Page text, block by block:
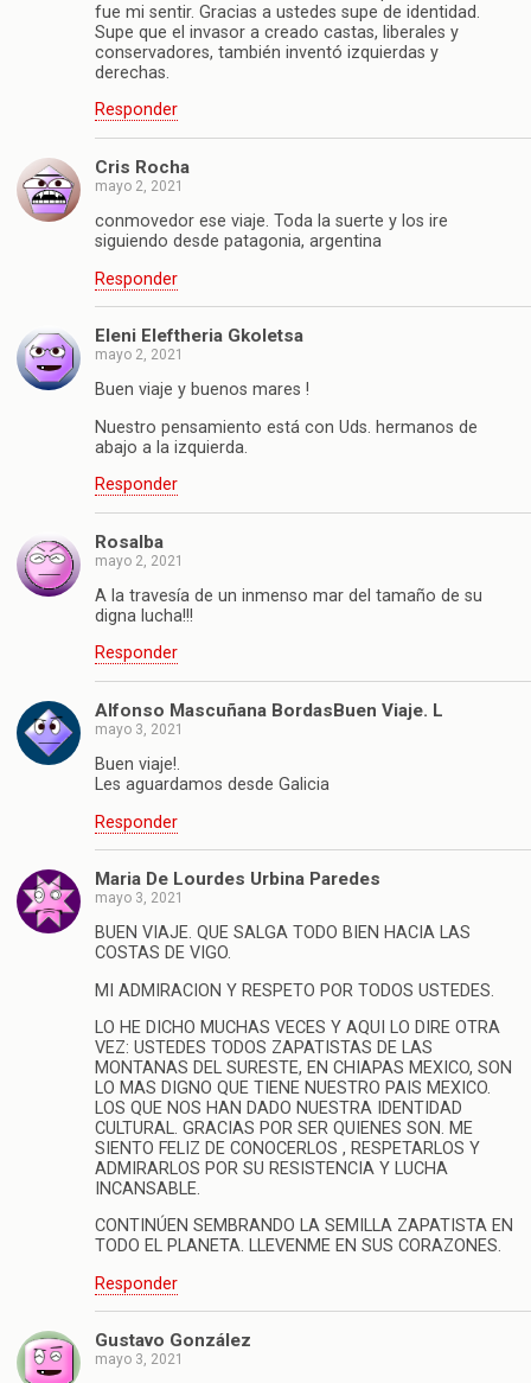
fue mi sentir. Gracias a ustedes supe de identidad.
Supe que el invasor a creado castas, liberales y
conservadores, también inventó izquierdas y
derechas.
Responder
Cris Rocha
mayo 2, 2021
conmovedor ese viaje. Toda la suerte y los ire
siguiendo desde patagonia, argentina
Responder
Eleni Eleftheria Gkoletsa
mayo 2, 2021
Buen viaje y buenos mares !
Nuestro pensamiento está con Uds. hermanos de
abajo a la izquierda.
Responder
Rosalba
mayo 2, 2021
A la travesía de un inmenso mar del tamaño de su
digna lucha!!!
Responder
Alfonso Mascuñana BordasBuen Viaje. L
mayo 3, 2021
Buen viaje!.
Les aguardamos desde Galicia
Responder
Maria De Lourdes Urbina Paredes
mayo 3, 2021
BUEN VIAJE. QUE SALGA TODO BIEN HACIA LAS
COSTAS DE VIGO.
MI ADMIRACION Y RESPETO POR TODOS USTEDES.
LO HE DICHO MUCHAS VECES Y AQUI LO DIRE OTRA
VEZ: USTEDES TODOS ZAPATISTAS DE LAS
MONTANAS DEL SURESTE, EN CHIAPAS MEXICO, SON
LO MAS DIGNO QUE TIENE NUESTRO PAIS MEXICO.
LOS QUE NOS HAN DADO NUESTRA IDENTIDAD
CULTURAL. GRACIAS POR SER QUIENES SON. ME
SIENTO FELIZ DE CONOCERLOS , RESPETARLOS Y
ADMIRARLOS POR SU RESISTENCIA Y LUCHA
INCANSABLE.
CONTINÚEN SEMBRANDO LA SEMILLA ZAPATISTA EN
TODO EL PLANETA. LLEVENME EN SUS CORAZONES.
Responder
Gustavo González
mayo 3, 2021